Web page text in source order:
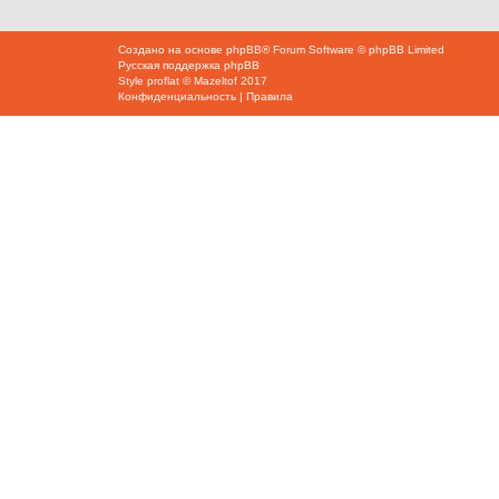
Создано на основе phpBB® Forum Software © phpBB Limited
Русская поддержка phpBB
Style proflat ©Mazeltof 2017
Конфиденциальность | Правила